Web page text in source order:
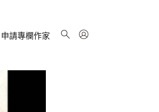
申請專欄作家